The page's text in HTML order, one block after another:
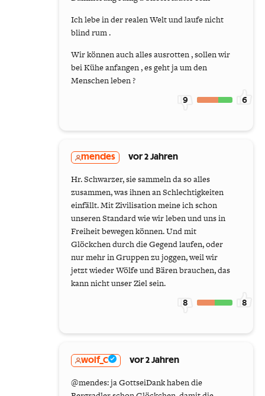
Ich lebe in der realen Welt und laufe nicht
blind rum .
Wir können auch alles ausrotten , sollen wir
bei Kühe anfangen , es geht ja um den
Menschen leben ?
9 6
mendes vor 2 Jahren
Hr. Schwarzer, sie sammeln da so alles
zusammen, was ihnen an Schlechtigkeiten
einfällt. Mit Zivilisation meine ich schon
unseren Standard wie wir leben und uns in
Freiheit bewegen können. Und mit
Glöckchen durch die Gegend laufen, oder
nur mehr in Gruppen zu joggen, weil wir
jetzt wieder Wölfe und Bären brauchen, das
kann nicht unser Ziel sein.
8 8
wolf_C vor 2 Jahren
@mendes: ja GottseiDank haben die